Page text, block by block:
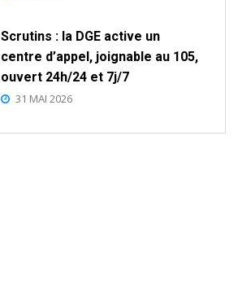
Scrutins : la DGE active un
centre d’appel, joignable au 105,
ouvert 24h/24 et 7j/7
31 MAI 2026